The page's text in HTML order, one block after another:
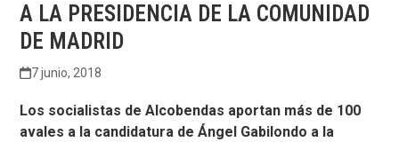
A LA PRESIDENCIA DE LA COMUNIDAD
DE MADRID
7 junio, 2018
Los socialistas de Alcobendas aportan más de 100
avales a la candidatura de Ángel Gabilondo a la